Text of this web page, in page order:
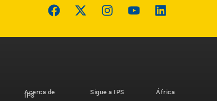
Acerca de
IPS
Sigue a IPS
África